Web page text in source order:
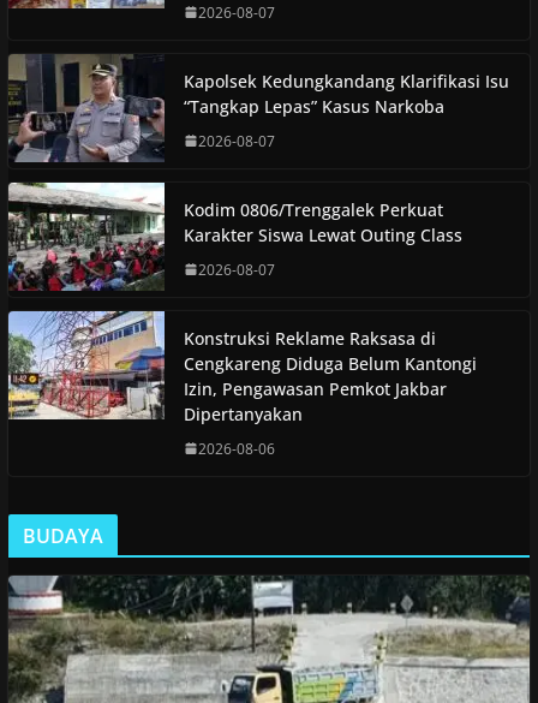
2026-08-07
Kapolsek Kedungkandang Klarifikasi Isu
“Tangkap Lepas” Kasus Narkoba
2026-08-07
Kodim 0806/Trenggalek Perkuat
Karakter Siswa Lewat Outing Class
2026-08-07
Konstruksi Reklame Raksasa di
Cengkareng Diduga Belum Kantongi
Izin, Pengawasan Pemkot Jakbar
Dipertanyakan
2026-08-06
BUDAYA